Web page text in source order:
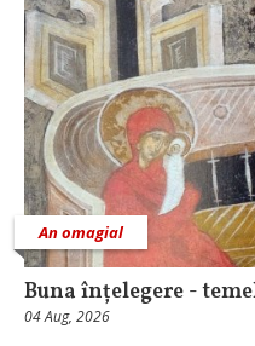
An omagial
Buna înțelegere -
04 Aug, 2026